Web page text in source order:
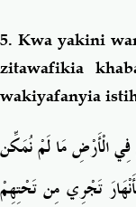
5. Kwa yakini
zitawafikia
wakiyafanyia
فِي الْأَرْضِ مَا لَمْ نُمَكِّن
تَجْرِي مِن تَحْتِهِمْ